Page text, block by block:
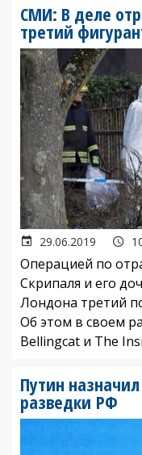
СМИ: В деле
третий
29.06.2019
Операцией по
Скрипаля и его
Лондона третий
Об этом в своем
Bellingcat и The
Путин
разведки РФ